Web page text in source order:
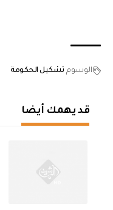
الوسوم تشكيل الحكومة
قد يهمك أيضا